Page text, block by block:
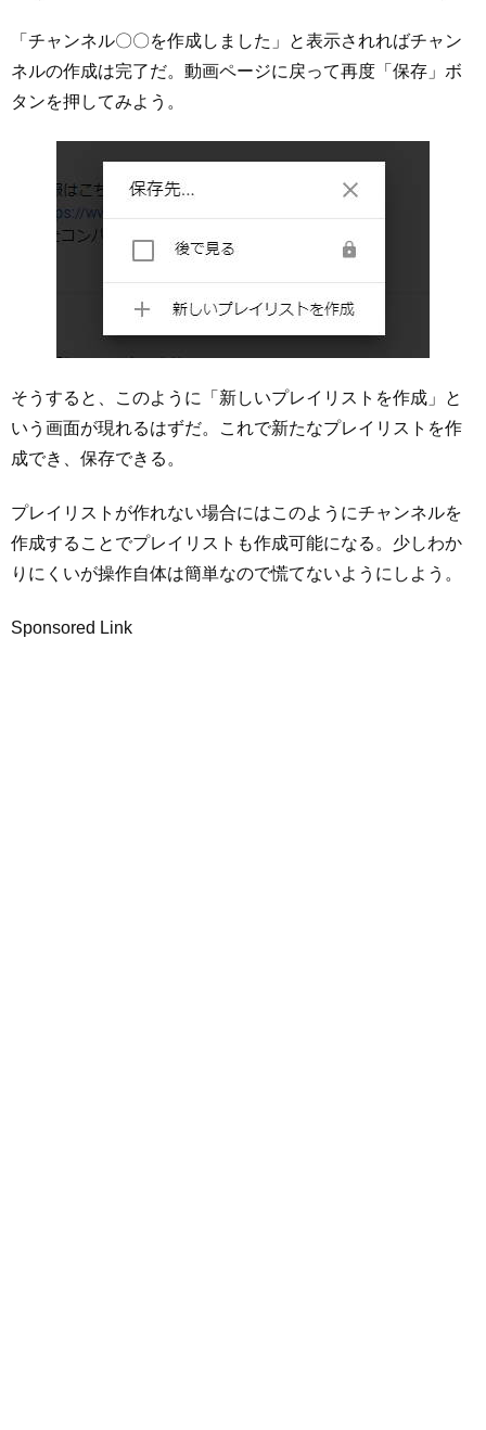
「チャンネル〇〇を作成しました」と表示されればチャン
ネルの作成は完了だ。動画ページに戻って再度「保存」ボ
タンを押してみよう。
そうすると、このように「新しいプレイリストを作成」と
いう画面が現れるはずだ。これで新たなプレイリストを作
成でき、保存できる。
プレイリストが作れない場合にはこのようにチャンネルを
作成することでプレイリストも作成可能になる。少しわか
りにくいが操作自体は簡単なので慌てないようにしよう。
Sponsored Link